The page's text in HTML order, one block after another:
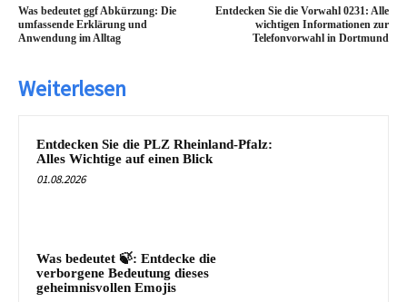
Was bedeutet ggf Abkürzung: Die
umfassende Erklärung und
Anwendung im Alltag
Entdecken Sie die Vorwahl 0231: Alle
wichtigen Informationen zur
Telefonvorwahl in Dortmund
Weiterlesen
Entdecken Sie die PLZ Rheinland-Pfalz:
Alles Wichtige auf einen Blick
01.08.2026
Was bedeutet 🍃: Entdecke die
verborgene Bedeutung dieses
geheimnisvollen Emojis